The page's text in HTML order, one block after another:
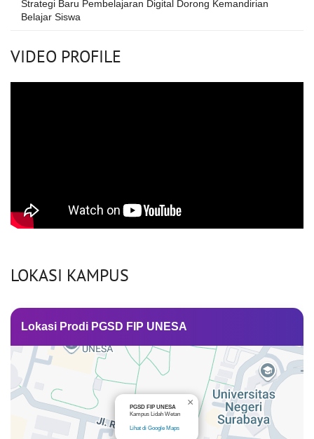
Strategi Baru Pembelajaran Digital Dorong Kemandirian
Belajar Siswa
VIDEO PROFILE
LOKASI KAMPUS
Lokasi Prodi PGSD FIP UNESA
PGSD FIP UNESA
Kampus Lidah Wetan
Lihat di Google Maps
×